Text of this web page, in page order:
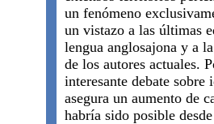
un fenómeno
un vistazo a las últimas
lengua anglosajona y a
de los autores actuales.
interesante debate
asegura un aumento de
habría sido posible